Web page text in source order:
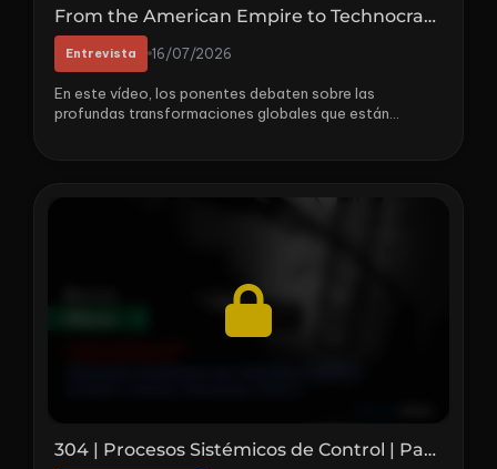
From the American Empire to Technocratic Control | With Simon Dixon | Part II
Entrevista 16/07/2026
En este vídeo, los ponentes debaten sobre las
profundas transformaciones globales que están
304 | Procesos Sistémicos de Control | Parte II